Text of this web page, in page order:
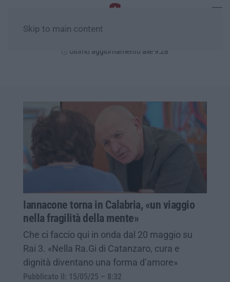
Skip to main content
Ultimo aggiornamento alle 9:28
Iannacone torna in Calabria, «un viaggio
nella fragilità della mente»
Che ci faccio qui in onda dal 20 maggio su
Rai 3. «Nella Ra.Gi di Catanzaro, cura e
dignità diventano una forma d’amore»
Pubblicato il: 15/05/25 – 8:32